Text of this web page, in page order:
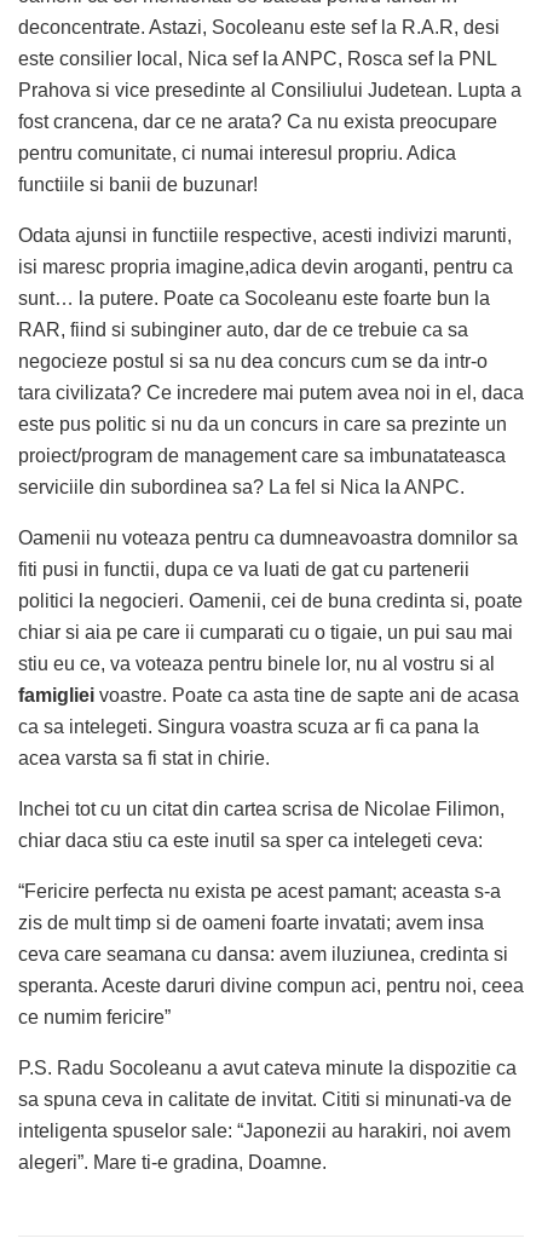
deconcentrate. Astazi, Socoleanu este sef la R.A.R, desi
este consilier local, Nica sef la ANPC, Rosca sef la PNL
Prahova si vice presedinte al Consiliului Judetean. Lupta a
fost crancena, dar ce ne arata? Ca nu exista preocupare
pentru comunitate, ci numai interesul propriu. Adica
functiile si banii de buzunar!
Odata ajunsi in functiile respective, acesti indivizi marunti,
isi maresc propria imagine,adica devin aroganti, pentru ca
sunt… la putere. Poate ca Socoleanu este foarte bun la
RAR, fiind si subinginer auto, dar de ce trebuie ca sa
negocieze postul si sa nu dea concurs cum se da intr-o
tara civilizata? Ce incredere mai putem avea noi in el, daca
este pus politic si nu da un concurs in care sa prezinte un
proiect/program de management care sa imbunatateasca
serviciile din subordinea sa? La fel si Nica la ANPC.
Oamenii nu voteaza pentru ca dumneavoastra domnilor sa
fiti pusi in functii, dupa ce va luati de gat cu partenerii
politici la negocieri. Oamenii, cei de buna credinta si, poate
chiar si aia pe care ii cumparati cu o tigaie, un pui sau mai
stiu eu ce, va voteaza pentru binele lor, nu al vostru si al
famigliei voastre. Poate ca asta tine de sapte ani de acasa
ca sa intelegeti. Singura voastra scuza ar fi ca pana la
acea varsta sa fi stat in chirie.
Inchei tot cu un citat din cartea scrisa de Nicolae Filimon,
chiar daca stiu ca este inutil sa sper ca intelegeti ceva:
“Fericire perfecta nu exista pe acest pamant; aceasta s-a
zis de mult timp si de oameni foarte invatati; avem insa
ceva care seamana cu dansa: avem iluziunea, credinta si
speranta. Aceste daruri divine compun aci, pentru noi, ceea
ce numim fericire”
P.S. Radu Socoleanu a avut cateva minute la dispozitie ca
sa spuna ceva in calitate de invitat. Cititi si minunati-va de
inteligenta spuselor sale: “Japonezii au harakiri, noi avem
alegeri”. Mare ti-e gradina, Doamne.